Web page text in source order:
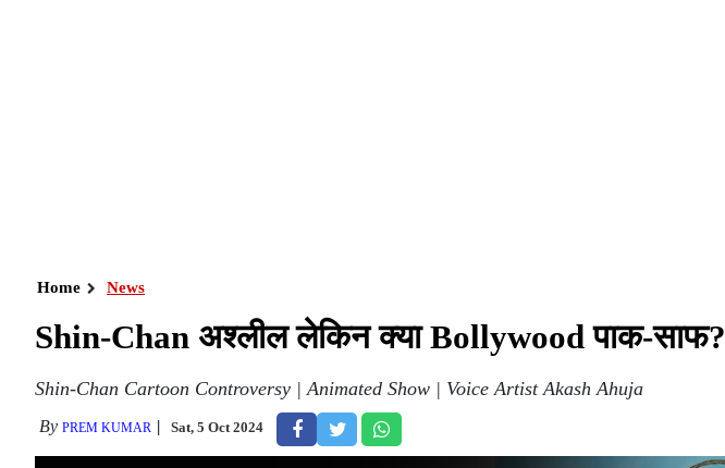
Home News
Shin-Chan अश्लील लेकिन क्या Bollywood पाक-साफ?
Shin-Chan Cartoon Controversy | Animated Show | Voice Artist Akash Ahuja
By PREM KUMAR Sat, 5 Oct 2024